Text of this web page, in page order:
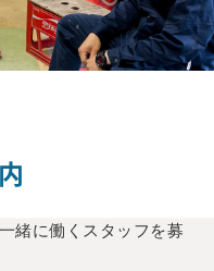
緒に働くスタッフを募